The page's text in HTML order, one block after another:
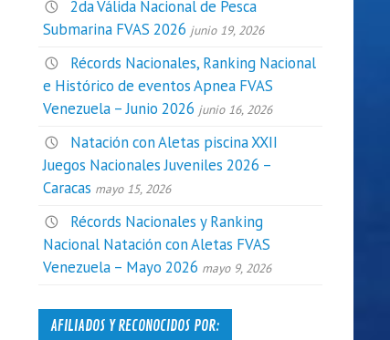
2da Válida Nacional de Pesca
Submarina FVAS 2026 junio 19, 2026
Récords Nacionales, Ranking Nacional
e Histórico de eventos Apnea FVAS
Venezuela – Junio 2026 junio 16, 2026
Natación con Aletas piscina XXII
Juegos Nacionales Juveniles 2026 –
Caracas mayo 15, 2026
Récords Nacionales y Ranking
Nacional Natación con Aletas FVAS
Venezuela – Mayo 2026 mayo 9, 2026
AFILIADOS Y RECONOCIDOS POR: